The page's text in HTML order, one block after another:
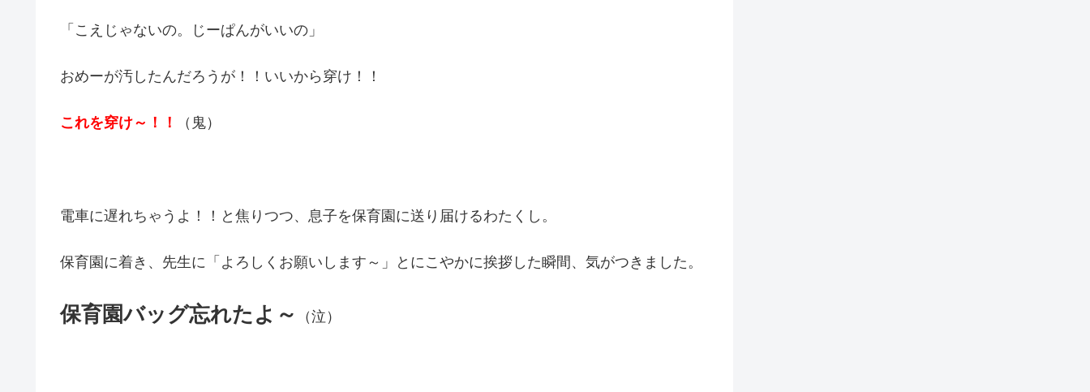
「こえじゃないの。じーぱんがいいの」
おめーが汚したんだろうが！！いいから穿け！！
これを穿け～！！ （鬼）
電車に遅れちゃうよ！！と焦りつつ、息子を保育園に送り届けるわたくし。
保育園に着き、先生に「よろしくお願いします～」とにこやかに挨拶した瞬間、気がつきました。
保育園バッグ忘れたよ～ （泣）